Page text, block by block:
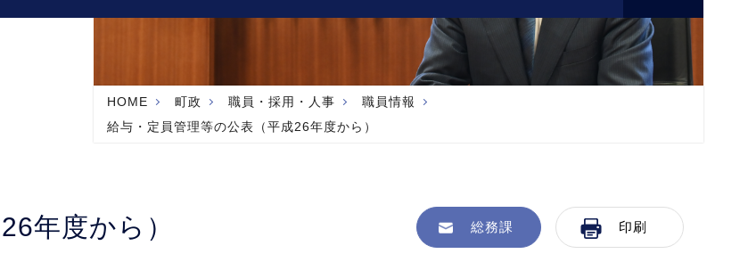
HOME 町政 職員・採用・人事
職員情報
給与・定員管理等の公表（平成26年度から）
年度から） 総務課 印刷